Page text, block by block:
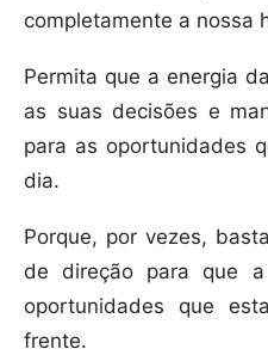
completamente a nossa
Permita que a energia
as suas decisões e
para as oportunidades
dia.
Porque, por vezes,
de direção para que
oportunidades que
frente.